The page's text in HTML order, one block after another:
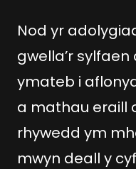
Nod yr
gwella’r
ymateb i
a mathau eraill
rhywedd ym
mwyn deall y